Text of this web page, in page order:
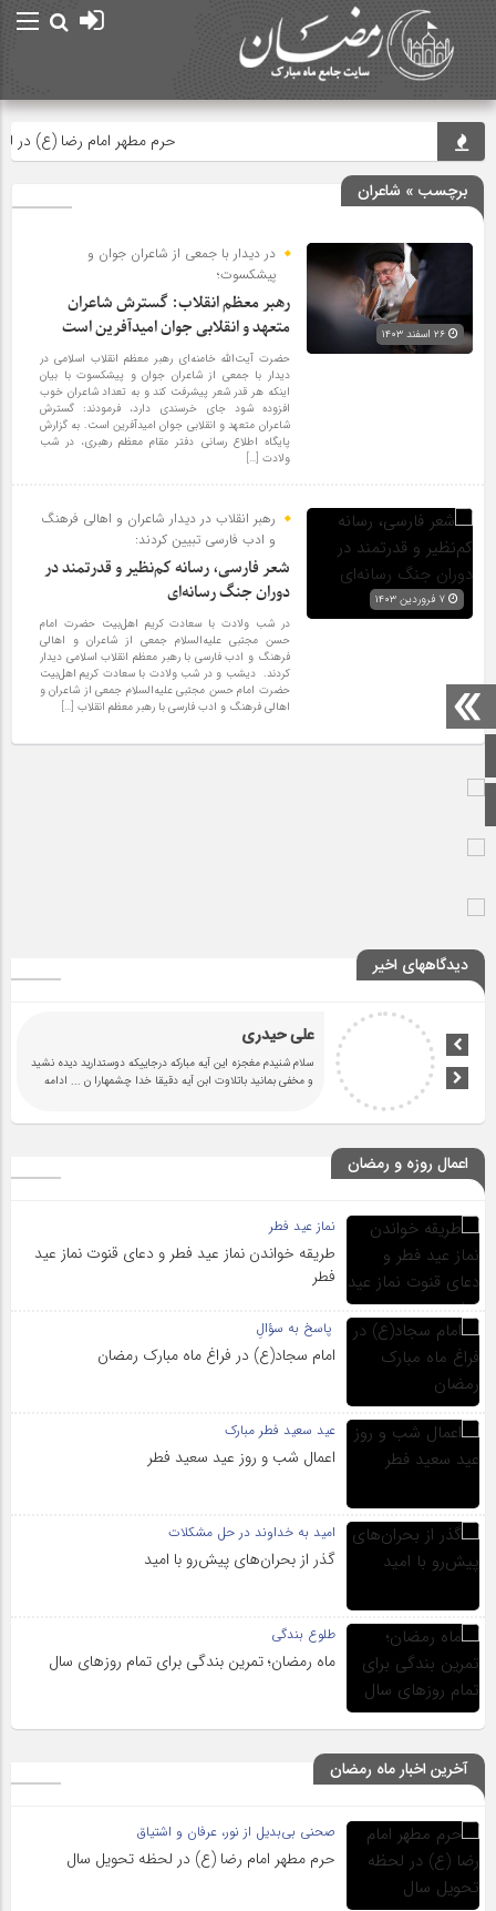
اینستاگرام
حرم مطهر امام رضا (ع) در
برچسب » شاعران
در دیدار با جمعی از شاعران جوان و
پیشکسوت؛
رهبر معظم انقلاب: گسترش شاعران
متعهد و انقلابی جوان امیدآفرین است
حضرت آیت‌الله خامنه‌ای رهبر معظم انقلاب اسلامی در
دیدار با جمعی از شاعران جوان و پیشکسوت با بیان
اینکه هر قدر شعر پیشرفت کند و به تعداد شاعران خوب
افزوده شود جای خرسندی دارد، فرمودند: گسترش
شاعران متعهد و انقلابی جوان امیدآفرین است. به گزارش
پایگاه اطلاع رسانی دفتر مقام معظم رهبری، در شب
ولادت […]
رهبر انقلاب در دیدار شاعران و اهالی فرهنگ
و ادب فارسی تبیین کردند:
شعر فارسی، رسانه کم‌نظیر و قدرتمند در
دوران جنگ رسانه‌ای
در شب ولادت با سعادت کریم اهل‌بیت حضرت امام
حسن مجتبی علیه‌السلام جمعی از شاعران و اهالی
فرهنگ و ادب فارسی با رهبر معظم انقلاب اسلامی دیدار
کردند. دیشب و در شب ولادت با سعادت کریم اهل‌بیت
حضرت امام حسن مجتبی علیه‌السلام جمعی از شاعران و
اهالی فرهنگ و ادب فارسی با رهبر معظم انقلاب […]
دیدگاههای اخیر
علی حیدری
سلام شنیدم مغجزه این آیه مبارکه درجاییکه دوستدارید دیده نشید
و مخفی بمانید باتلاوت ابن آیه دقیقا خدا چشمهارا ن ... ادامه
اعمال روزه و رمضان
نماز عید فطر
طریقه خواندن نماز عید فطر و دعای قنوت نماز عید
فطر
پاسخ به سؤالِ
امام سجاد(ع) در فراغ ماه مبارک رمضان
عید سعید فطر مبارک
اعمال شب و روز عید سعید فطر
امید به خداوند در حل مشکلات
گذر از بحران‌های پیش‌رو با امید
طلوع بندگی
ماه رمضان؛ تمرین بندگی برای تمام روزهای سال
آخرین اخبار ماه رمضان
صحنی بی‌بدیل از نور، عرفان و اشتیاق
حرم مطهر امام رضا (ع) در لحظه تحویل سال